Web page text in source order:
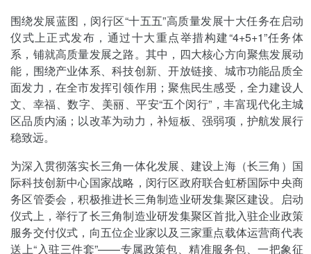
围绕发展蓝图，闵行区“十五五”高质量发展十大任务在启动
仪式上正式发布，通过十大重点举措构建“4+5+1”任务体
系，铺就高质量发展之路。其中，四大核心方向聚焦发展动
能，围绕产业体系、科技创新、开放链接、城市功能品质全
面发力，在全市发挥引领作用；聚焦民生感受，全力建设人
文、幸福、数字、美丽、平安“五个闵行”，丰富现代化主城
区品质内涵；以改革为动力，补短板、强弱项，护航发展行
稳致远。
为深入贯彻落实长三角一体化发展、建设上海（长三角）国
际科技创新中心国家战略，闵行区政府联合虹桥国际中央商
务区管委会，积极推进长三角制造业研发集聚区建设。启动
仪式上，举行了长三角制造业研发集聚区首批入驻企业政策
服务交付仪式，向五位企业家以及三家重点载体运营商代表
送上“入驻三件套”——专属政策包、精准服务包、一把象征